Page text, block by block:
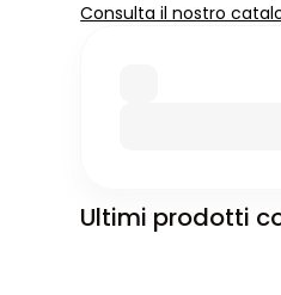
Consulta il nostro
Ultimi prodotti